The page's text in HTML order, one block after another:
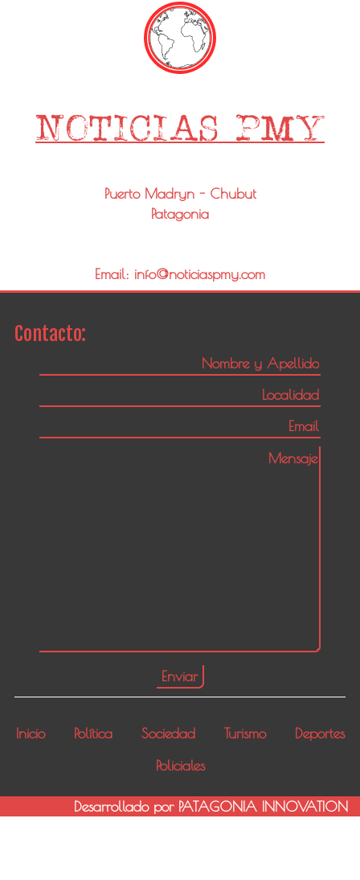
Puerto Madryn - Chubut
Patagonia
Email: info@noticiaspmy.com
Contacto:
Inicio Política Sociedad Turismo
Deportes
Policiales
Desarrollado por PATAGONIA INNOVATION